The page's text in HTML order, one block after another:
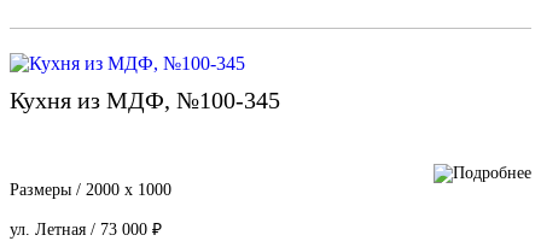
Кухня из МДФ, №100-345
Размеры / 2000 x 1000
ул. Летная / 73 000 ₽